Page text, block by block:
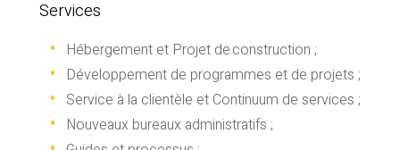
Services
Hébergement et Projet de construction ;
Développement de programmes et de projets ;
Service à la clientèle et Continuum de services ;
Nouveaux bureaux administratifs ;